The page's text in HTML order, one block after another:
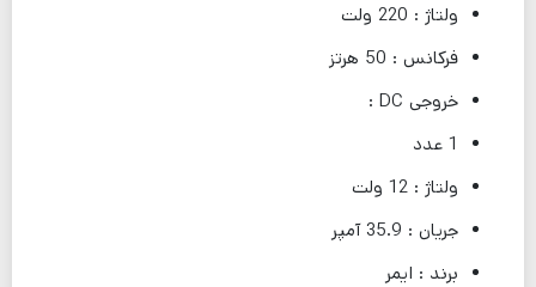
ولتاژ : 220 ولت
فرکانس : 50 هرتز
خروجی DC :
1 عدد
ولتاژ : 12 ولت
جریان : 35.9 آمپر
برند : ایمر